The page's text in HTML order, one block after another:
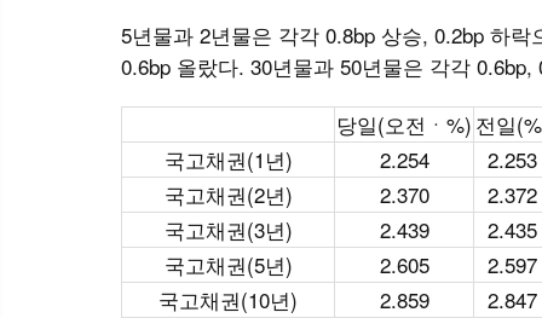
5년물과 2년물은 각각 0.8bp 상승, 0.2bp 하
0.6bp 올랐다. 30년물과 50년물은 각각
당일(오전ㆍ%) 전일
국고채권(1년)
2.254
2.253
국고채권(2년)
2.370
2.372
국고채권(3년)
2.439
2.435
국고채권(5년)
2.605
2.597
국고채권(10년)
2.859
2.847